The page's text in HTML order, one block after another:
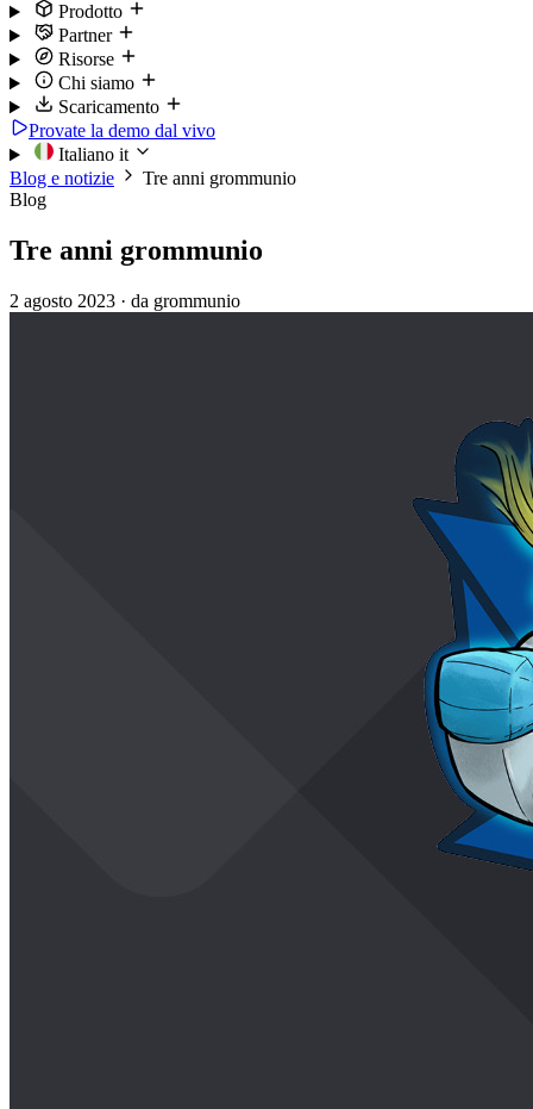
Prodotto
Partner
Risorse
Chi siamo
Scaricamento
Provate la demo dal vivo
Italiano it
Blog e notizie
Tre anni grommunio
Blog
Tre anni grommunio
2 agosto 2023 · da grommunio